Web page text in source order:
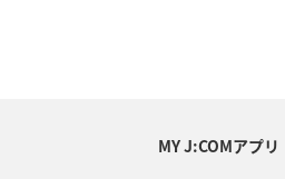
MY J:COMアプリ